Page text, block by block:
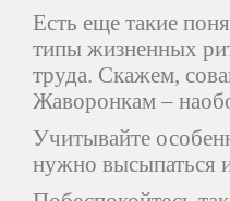
Есть еще такие
типы жизненных
труда. Скажем,
Жаворонкам –
Учитывайте
нужно высыпаться